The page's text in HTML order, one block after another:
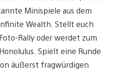
Minispiele aus dem
Wealth. Stellt euch
Rally oder werdet zum
Spielt eine Runde
äußerst fragwürdigen